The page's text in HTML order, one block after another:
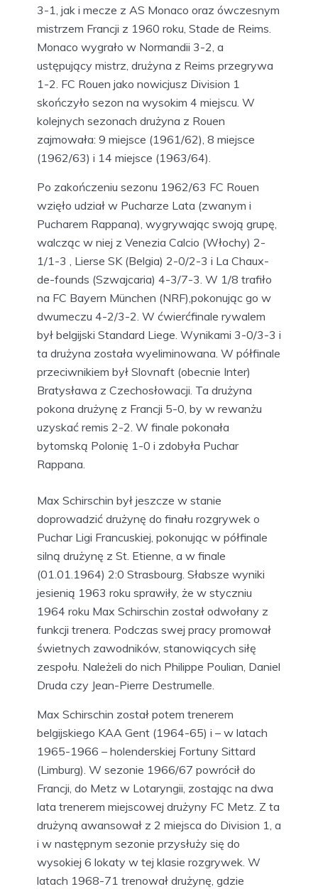
3-1, jak i mecze z AS Monaco oraz ówczesnym
mistrzem Francji z 1960 roku, Stade de Reims.
Monaco wygrało w Normandii 3-2, a
ustępujący mistrz, drużyna z Reims przegrywa
1-2. FC Rouen jako nowicjusz Division 1
skończyło sezon na wysokim 4 miejscu. W
kolejnych sezonach drużyna z Rouen
zajmowała: 9 miejsce (1961/62), 8 miejsce
(1962/63) i 14 miejsce (1963/64).
Po zakończeniu sezonu 1962/63 FC Rouen
wzięło udział w Pucharze Lata (zwanym i
Pucharem Rappana), wygrywając swoją grupę,
walcząc w niej z Venezia Calcio (Włochy) 2-
1/1-3 , Lierse SK (Belgia) 2-0/2-3 i La Chaux-
de-founds (Szwajcaria) 4-3/7-3. W 1/8 trafiło
na FC Bayern München (NRF),pokonując go w
dwumeczu 4-2/3-2. W ćwierćfinale rywalem
był belgijski Standard Liege. Wynikami 3-0/3-3 i
ta drużyna została wyeliminowana. W półfinale
przeciwnikiem był Slovnaft (obecnie Inter)
Bratysława z Czechosłowacji. Ta drużyna
pokona drużynę z Francji 5-0, by w rewanżu
uzyskać remis 2-2. W finale pokonała
bytomską Polonię 1-0 i zdobyła Puchar
Rappana.
Max Schirschin był jeszcze w stanie
doprowadzić drużynę do finału rozgrywek o
Puchar Ligi Francuskiej, pokonując w półfinale
silną drużynę z St. Etienne, a w finale
(01.01.1964) 2:0 Strasbourg. Słabsze wyniki
jesienią 1963 roku sprawiły, że w styczniu
1964 roku Max Schirschin został odwołany z
funkcji trenera. Podczas swej pracy promował
świetnych zawodników, stanowiących siłę
zespołu. Należeli do nich Philippe Poulian, Daniel
Druda czy Jean-Pierre Destrumelle.
Max Schirschin został potem trenerem
belgijskiego KAA Gent (1964-65) i – w latach
1965-1966 – holenderskiej Fortuny Sittard
(Limburg). W sezonie 1966/67 powrócił do
Francji, do Metz w Lotaryngii, zostając na dwa
lata trenerem miejscowej drużyny FC Metz. Z ta
drużyną awansował z 2 miejsca do Division 1, a
i w następnym sezonie przysłuży się do
wysokiej 6 lokaty w tej klasie rozgrywek. W
latach 1968-71 trenował drużynę, gdzie